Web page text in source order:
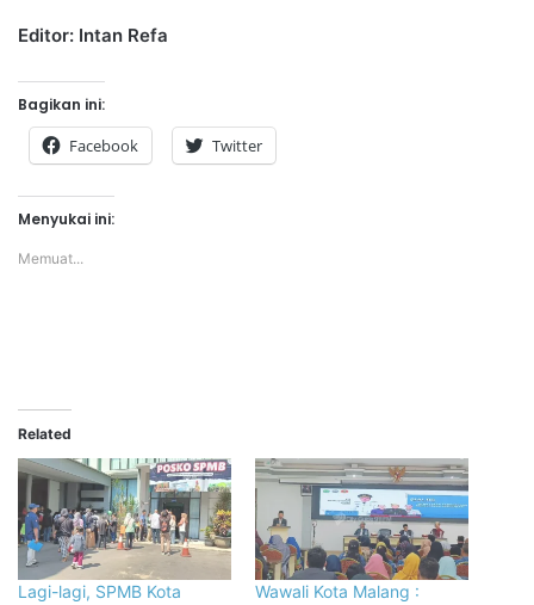
Editor: Intan Refa
Bagikan ini:
Facebook Twitter
Menyukai ini:
Memuat...
Related
Lagi-lagi, SPMB Kota
Wawali Kota Malang :